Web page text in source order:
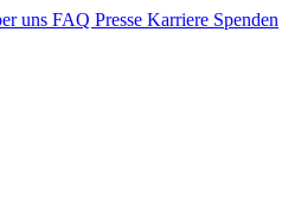
uns FAQ Presse Karriere Spenden